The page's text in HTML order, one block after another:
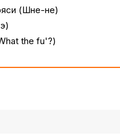
(Шне-не)
the fu'?)